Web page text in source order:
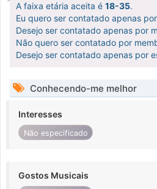
A faixa etária aceita é 18-35.
Eu quero ser contatado apenas
Desejo ser contatado apenas por
Não quero ser contatado por
Desejo ser contatado apenas por
Conhecendo-me melhor
Interesses
Não especificado
Gostos Musicais